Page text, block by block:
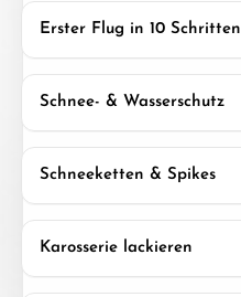
Erster Flug in 10 Schritten
Schnee- & Wasserschutz
Schneeketten & Spikes
Karosserie lackieren